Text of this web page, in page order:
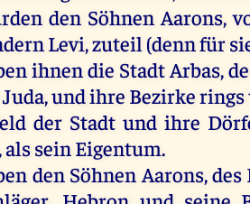
den Söhnen Aarons,
Levi,zuteil (dennfür
ihnen die StadtArbas,
Juda,undihre Bezirkerings
der Stadt und ihre
,alssein Eigentum.
den Söhnen Aarons,des